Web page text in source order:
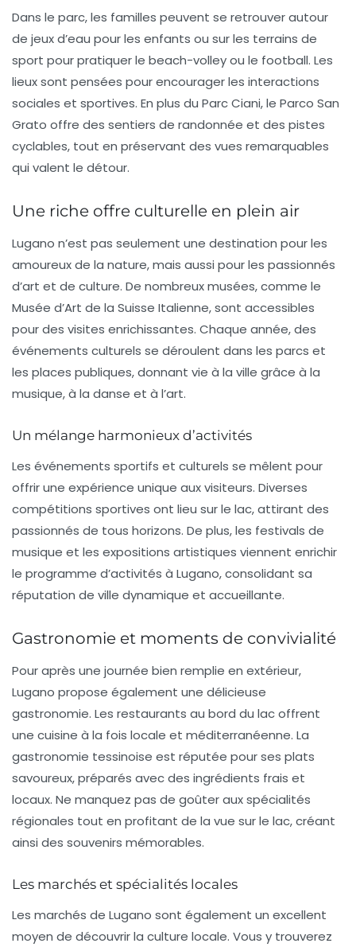
Dans le parc, les familles peuvent se retrouver autour
de jeux d’eau pour les enfants ou sur les terrains de
sport pour pratiquer le beach-volley ou le football. Les
lieux sont pensées pour encourager les interactions
sociales et sportives. En plus du Parc Ciani, le Parco San
Grato offre des sentiers de randonnée et des pistes
cyclables, tout en préservant des vues remarquables
qui valent le détour.
Une riche offre culturelle en plein air
Lugano n’est pas seulement une destination pour les
amoureux de la nature, mais aussi pour les passionnés
d’art et de culture. De nombreux musées, comme le
Musée d’Art de la Suisse Italienne, sont accessibles
pour des visites enrichissantes. Chaque année, des
événements culturels se déroulent dans les parcs et
les places publiques, donnant vie à la ville grâce à la
musique, à la danse et à l’art.
Un mélange harmonieux d’activités
Les événements sportifs et culturels se mêlent pour
offrir une expérience unique aux visiteurs. Diverses
compétitions sportives ont lieu sur le lac, attirant des
passionnés de tous horizons. De plus, les festivals de
musique et les expositions artistiques viennent enrichir
le programme d’activités à Lugano, consolidant sa
réputation de ville dynamique et accueillante.
Gastronomie et moments de convivialité
Pour après une journée bien remplie en extérieur,
Lugano propose également une délicieuse
gastronomie. Les restaurants au bord du lac offrent
une cuisine à la fois locale et méditerranéenne. La
gastronomie tessinoise est réputée pour ses plats
savoureux, préparés avec des ingrédients frais et
locaux. Ne manquez pas de goûter aux spécialités
régionales tout en profitant de la vue sur le lac, créant
ainsi des souvenirs mémorables.
Les marchés et spécialités locales
Les marchés de Lugano sont également un excellent
moyen de découvrir la culture locale. Vous y trouverez